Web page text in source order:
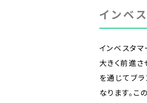
インベ
インベスタマ
大きく前進
を通じてブ
なります。こ